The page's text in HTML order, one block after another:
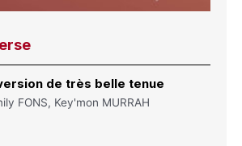
de très belle tenue
FONS, Key'mon MURRAH